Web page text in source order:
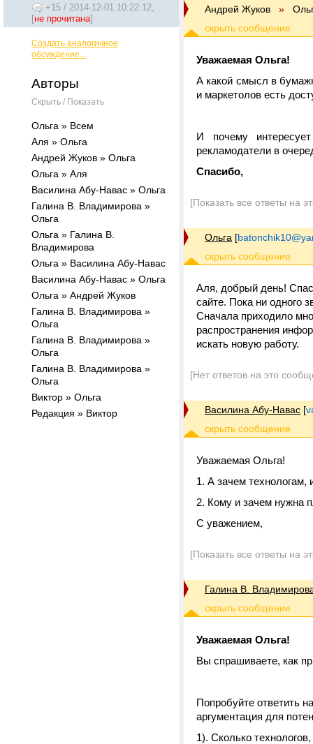
+15 / 2014-12-01 10:22:12,
[не прочитана]
Создать аналогичное
обсуждение...
Авторы
Скрыть / Показать
Ольга » Всем
Аля » Ольга
Андрей Жуков » Ольга
Ольга » Аля
Василина Абу-Навас » Ольга
Галина В. Владимирова »
Ольга
Ольга » Галина В.
Владимирова
Ольга » Василина Абу-Навас
Василина Абу-Навас » Ольга
Ольга » Андрей Жуков
Галина В. Владимирова »
Ольга
Галина В. Владимирова »
Ольга
Галина В. Владимирова »
Ольга
Виктор » Ольга
Редакция » Виктор
Андрей Жуков »
Уважаемая Ольга!
А какой смысл в
и маркетолов есть
И почему
рекламодатели в
Спасибо,
[Показать все ответы на
Ольга [
Аля, добрый день!
сайте. Пока ни одного
Сначала приходило
распространения
искать новую работу.
[Нет ответов на это
Василина Абу-Навас [
Уважаемая Ольга!
1. А зачем
2. Кому и зачем нужна
С уважением,
[Показать все ответы на
Галина В.
Уважаемая Ольга!
Вы спрашиваете, как
Попробуйте ответить
аргументация для
1). Сколько